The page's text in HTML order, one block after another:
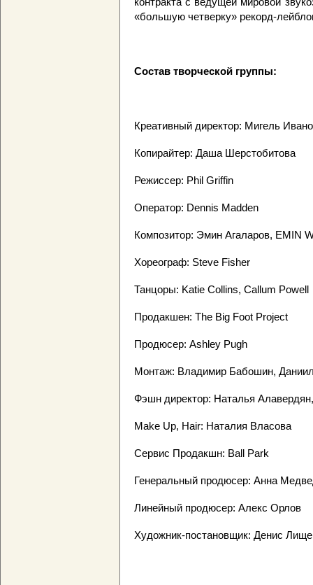
«большую четверку» рекорд-
Состав творческой группы:
Креативный директор: Мигель
Копирайтер: Даша Шерстобитова
Режиссер: Phil Griffin
Оператор: Dennis Madden
Композитор: Эмин Агаларов, EMIN
Хореограф: Steve Fisher
Танцоры: Katie Collins, Callum Powell
Продакшен: The Big Foot Project
Продюсер: Ashley Pugh
Монтаж: Владимир Бабошин,
Фэшн директор: Наталья
Make Up, Hair: Наталия Власова
Сервис Продакшн: Ball Park
Генеральный продюсер: Анна
Линейный продюсер: Алекс Орлов
Художник-постановщик: Денис